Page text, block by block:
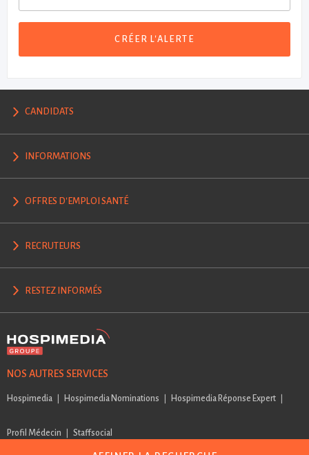
CRÉER L'ALERTE
CANDIDATS
INFORMATIONS
OFFRES D'EMPLOI SANTÉ
RECRUTEURS
RESTEZ INFORMÉS
NOS AUTRES SERVICES
Hospimedia Hospimedia Nominations Hospimedia Réponse Expert
Profil Médecin Staffsocial